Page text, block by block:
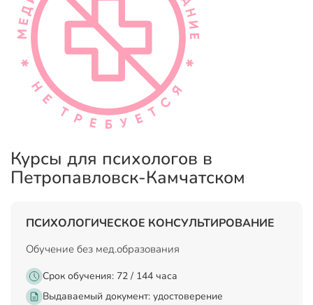
Курсы для психологов в
Петропавловск-Камчатском
ПСИХОЛОГИЧЕСКОЕ КОНСУЛЬТИРОВАНИЕ
Обучение без мед.образования
Срок обучения: 72 / 144 часа
Выдаваемый документ: удостоверение